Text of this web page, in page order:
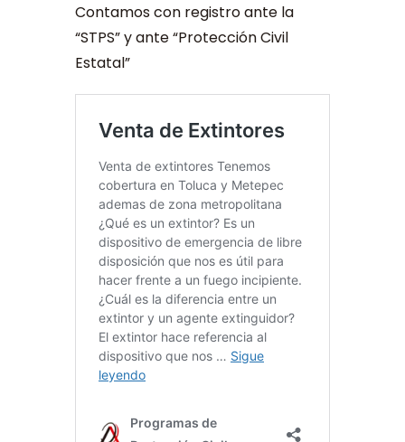
Contamos con registro ante la
“STPS” y ante “Protección Civil
Estatal”